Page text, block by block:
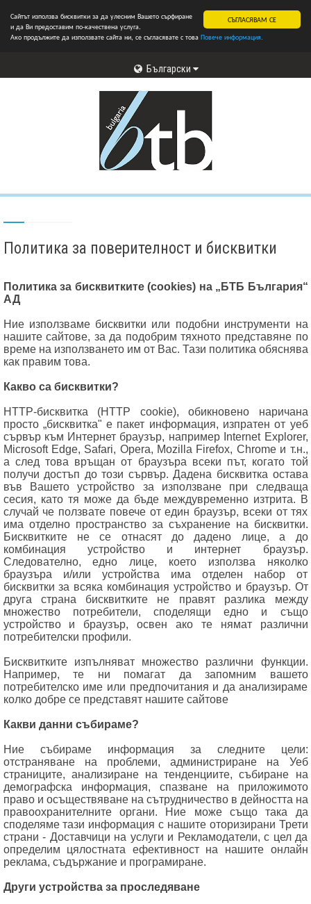
СЪГЛАСЯВАМ СЕ
Сайтът използва бисквитки за да улесним Вашето сърфиране
и да Ви предоставим по-качествена услуга.
Ако продължите да използвате сайта ни, се съгласявате с това Повече информация.
Български
Политика за поверителност и бисквитки
Политика за бисквитките (cookies) на „БТБ България“
АД
Ние използваме бисквитки или подобни инструменти на
нашите сайтове, за да подобрим тяхното представяне по
време на използването им от Вас. Тази политика обяснява
как правим това.
Какво са бисквитки?
HTTP-бисквитка (HTTP cookie), обикновено наричана
просто „бисквитка" е пакет информация, изпратен от уеб
сървър към Интернет браузър, например Internet Explorer,
Microsoft Edge, Safari, Opera, Mozilla Firefox, Chrome и т.н.,
а след това връщан от браузъра всеки път, когато той
получи достъп до този сървър. Дадена бисквитка остава
във Вашето устройство за използване при следваща
сесия, като тя може да бъде междувременно изтрита. В
случай че ползвате повече от един браузър, всеки от тях
има отделно пространство за съхранение на бисквитки.
Бисквитките не се отнасят до дадено лице, а до
комбинация устройство и интернет браузър.
Следователно, едно лице, което използва няколко
браузъра и/или устройства има отделен набор от
бисквитки за всяка комбинация устройство и браузър. От
друга страна бисквитките не правят разлика между
множество потребители, споделящи едно и също
устройство и браузър, освен ако те нямат различни
потребителски профили.
Бисквитките изпълняват множество различни функции.
Например, те ни помагат да запомним вашето
потребителско име или предпочитания и да анализираме
колко добре се представят нашите сайтове
Какви данни събираме?
Ние събираме информация за следните цели:
отстраняване на проблеми, администриране на Уеб
страниците, анализиране на тенденциите, събиране на
демографска информация, спазване на приложимото
право и осъществяване на сътрудничество в дейността на
правоохранителните органи. Ние може също така да
споделяме тази информация с нашите оторизирани Трети
страни - Доставчици на услуги и Рекламодатели, с цел да
определим цялостната ефективност на нашите онлайн
реклама, съдържание и програмиране.
Други устройства за проследяване